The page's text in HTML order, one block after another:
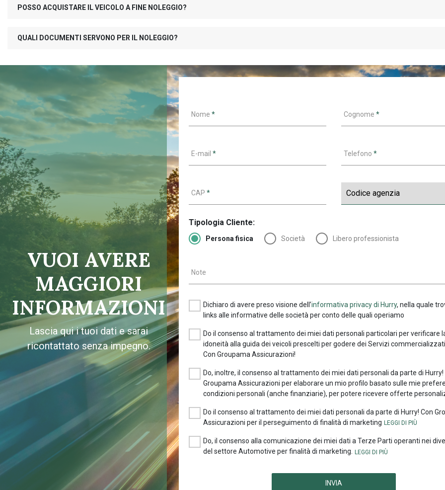
POSSO ACQUISTARE IL VEICOLO A FINE NOLEGGIO?
QUALI DOCUMENTI SERVONO PER IL NOLEGGIO?
VUOI AVERE
MAGGIORI
INFORMAZIONI
Lascia qui i tuoi dati e sarai
ricontattato senza impegno.
Nome * Cognome *
E-mail * Telefono *
CAP *
Tipologia Cliente:
Persona fisica Società Libero professionista
Note
Dichiaro di avere preso visione dell’informativa privacy di Hurry, nella quale
links alle informative delle società per conto delle quali operiamo
Do il consenso al trattamento dei miei dati personali particolari per verificare
idoneità alla guida dei veicoli prescelti per godere dei Servizi
Con Groupama Assicurazioni!
Do, inoltre, il consenso al trattamento dei miei dati personali da parte di Hurry!
Groupama Assicurazioni per elaborare un mio profilo basato sulle mie
condizioni personali (anche finanziarie), per potere ricevere offerte
Do il consenso al trattamento dei miei dati personali da parte di Hurry! Con
Assicurazioni per il perseguimento di finalità di marketing
Do, il consenso alla comunicazione dei miei dati a Terze Parti operanti nei
del settore Automotive per finalità di marketing.
INVIA